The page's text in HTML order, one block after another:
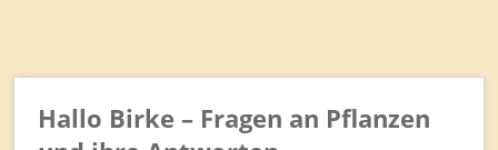
Hallo Birke – Fragen an Pflanzen